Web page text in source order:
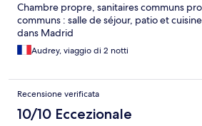
Chambre propre, sanitaires communs
communs : salle de séjour, patio et
dans Madrid
Audrey, viaggio di 2 notti
Recensione verificata
10/10 Eccezionale